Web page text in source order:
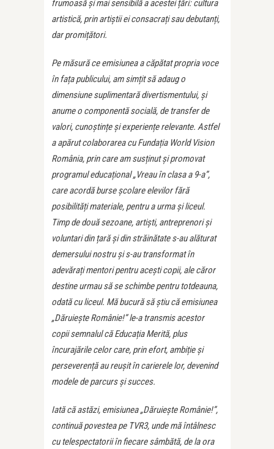
frumoasă și mai sensibilă a acestei țări: cultura
artistică, prin artiștii ei consacrați sau debutanți,
dar promițători.
Pe măsură ce emisiunea a căpătat propria voce
în fața publicului, am simțit să adaug o
dimensiune suplimentară divertismentului, și
anume o componentă socială, de transfer de
valori, cunoștințe și experiențe relevante. Astfel
a apărut colaborarea cu Fundația World Vision
România, prin care am susținut și promovat
programul educațional „Vreau în clasa a 9-a”,
care acordă burse școlare elevilor fără
posibilități materiale, pentru a urma și liceul.
Timp de două sezoane, artiști, antreprenori și
voluntari din țară și din străinătate s-au alăturat
demersului nostru și s-au transformat în
adevărați mentori pentru acești copii, ale căror
destine urmau să se schimbe pentru totdeauna,
odată cu liceul. Mă bucură să știu că emisiunea
„Dăruiește Românie!” le-a transmis acestor
copii semnalul că Educația Merită, plus
încurajările celor care, prin efort, ambiție și
perseverență au reușit în carierele lor, devenind
modele de parcurs și succes.
Iată că astăzi, emisiunea „Dăruiește Românie!”,
continuă povestea pe TVR3, unde mă întâlnesc
cu telespectatorii în fiecare sâmbătă, de la ora